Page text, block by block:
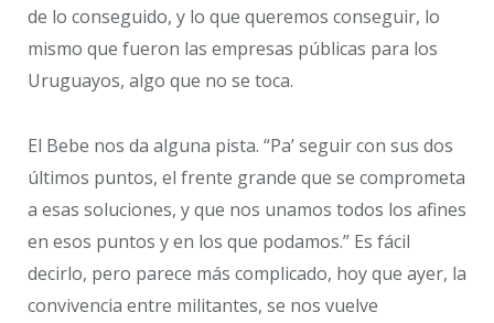
de lo conseguido, y lo que queremos conseguir, lo
mismo que fueron las empresas públicas para los
Uruguayos, algo que no se toca.
El Bebe nos da alguna pista. “Pa’ seguir con sus dos
últimos puntos, el frente grande que se comprometa
a esas soluciones, y que nos unamos todos los afines
en esos puntos y en los que podamos.” Es fácil
decirlo, pero parece más complicado, hoy que ayer, la
convivencia entre militantes, se nos vuelve